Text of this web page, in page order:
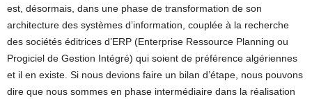
est, désormais, dans une phase de transformation de son
architecture des systèmes d’information, couplée à la recherche
des sociétés éditrices d’ERP (Enterprise Ressource Planning ou
Progiciel de Gestion Intégré) qui soient de préférence algériennes
et il en existe. Si nous devions faire un bilan d’étape, nous pouvons
dire que nous sommes en phase intermédiaire dans la réalisation